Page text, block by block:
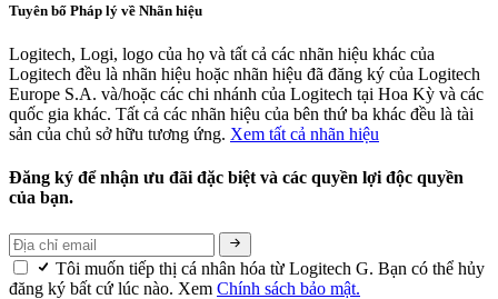
Tuyên bố Pháp lý về Nhãn hiệu
Logitech, Logi, logo của họ và tất cả các nhãn hiệu khác của
Logitech đều là nhãn hiệu hoặc nhãn hiệu đã đăng ký của Logitech
Europe S.A. và/hoặc các chi nhánh của Logitech tại Hoa Kỳ và các
quốc gia khác. Tất cả các nhãn hiệu của bên thứ ba khác đều là tài
sản của chủ sở hữu tương ứng. Xem tất cả nhãn hiệu
Đăng ký để nhận ưu đãi đặc biệt và các quyền lợi độc quyền
của bạn.
Tôi muốn tiếp thị cá nhân hóa từ Logitech G. Bạn có thể hủy
đăng ký bất cứ lúc nào. Xem Chính sách bảo mật.